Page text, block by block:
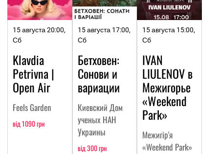
15 августа 20:00,
Сб
Klavdia
Petrivna |
Open Air
Feels Garden
від 1090 грн
15 августа 17:00,
Сб
Бетховен:
Сонови и
вариации
Киевский Дом
ученых НАН
Украины
від 300 грн
15 августа 15:00,
Сб
IVAN
LIULENOV в
Межигорье
«Weekend
Park»
Межигір'я
«Weekend Park»